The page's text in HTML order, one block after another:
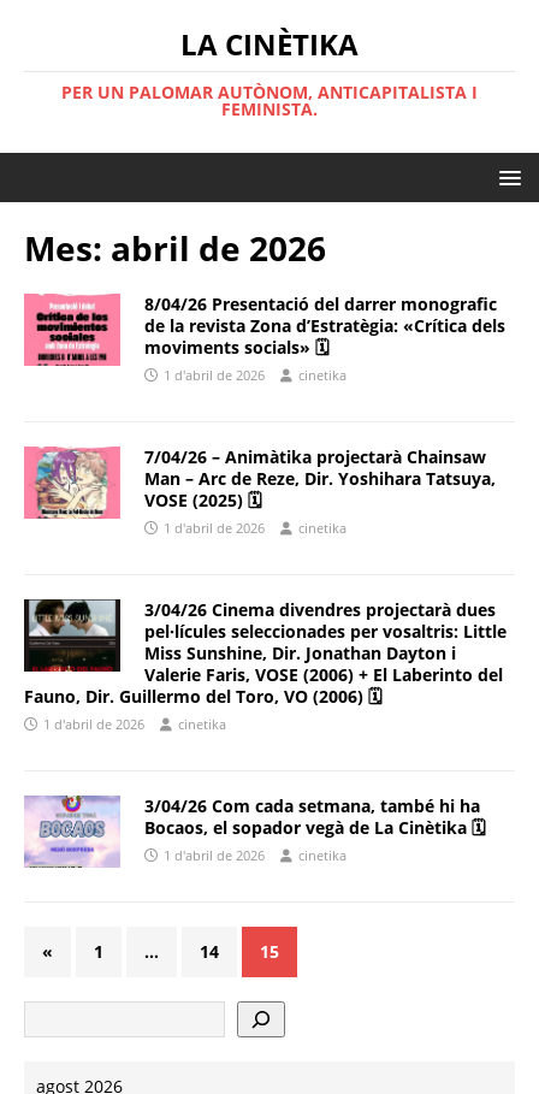
LA CINÈTIKA
PER UN PALOMAR AUTÒNOM, ANTICAPITALISTA I
FEMINISTA.
Mes: abril de 2026
8/04/26 Presentació del darrer monografic
de la revista Zona d’Estratègia: «Crítica dels
moviments socials» 🗓
1 d'abril de 2026 cinetika
7/04/26 – Animàtika projectarà Chainsaw
Man – Arc de Reze, Dir. Yoshihara Tatsuya,
VOSE (2025) 🗓
1 d'abril de 2026 cinetika
3/04/26 Cinema divendres projectarà dues
pel·lícules seleccionades per vosaltris: Little
Miss Sunshine, Dir. Jonathan Dayton i
Valerie Faris, VOSE (2006) + El Laberinto del
Fauno, Dir. Guillermo del Toro, VO (2006) 🗓
1 d'abril de 2026 cinetika
3/04/26 Com cada setmana, també hi ha
Bocaos, el sopador vegà de La Cinètika 🗓
1 d'abril de 2026 cinetika
« 1 … 14 15
agost 2026